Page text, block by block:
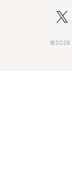
©2026